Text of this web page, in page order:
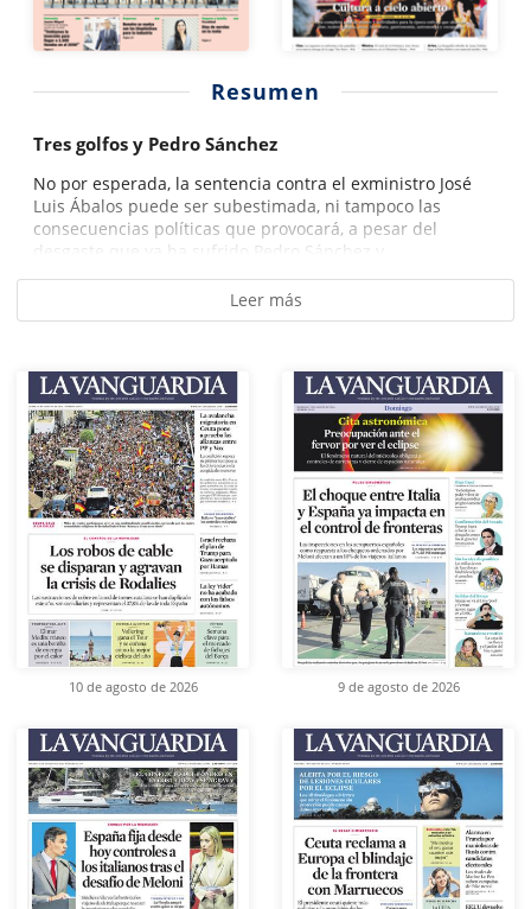
Resumen
Tres golfos y Pedro Sánchez
No por esperada, la sentencia contra el exministro José
Luis Ábalos puede ser subestimada, ni tampoco las
consecuencias políticas que provocará, a pesar del
desgaste que ya ha sufrido Pedro Sánchez y...
Leer más
10 de agosto de 2026 9 de agosto de 2026